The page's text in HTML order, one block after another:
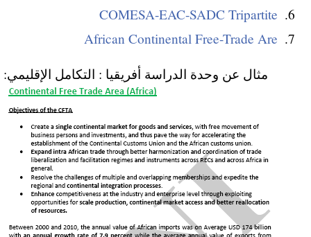
COMESA-EAC-SADC Tripartite
African Continental Free-Trade Are
مثال عن وحدة الدراسة أفريقيا : التكامل الإقليمي: